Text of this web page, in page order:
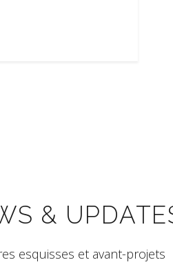
&
esquisses et avant-projets